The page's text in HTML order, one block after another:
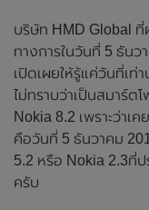
บริษัท HMD Global ที่
ทางการในวันที่ 5 ธัน
เปิดเผยให้รู้แค่วันที่เท่
ไม่ทราบว่าเป็นสมาร์ตโ
Nokia 8.2 เพราะว่าเ
คือวันที่ 5 ธันวาคม
5.2 หรือ Nokia 2.3ที่ป
ครับ